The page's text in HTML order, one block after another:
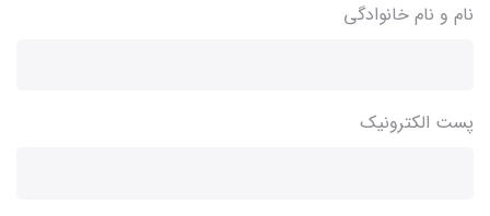
نام و نام خانوادگی
پست الکترونیک